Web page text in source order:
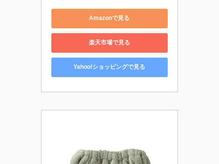
Amazonで見る
楽天市場で見る
Yahoo!ショッピングで見る